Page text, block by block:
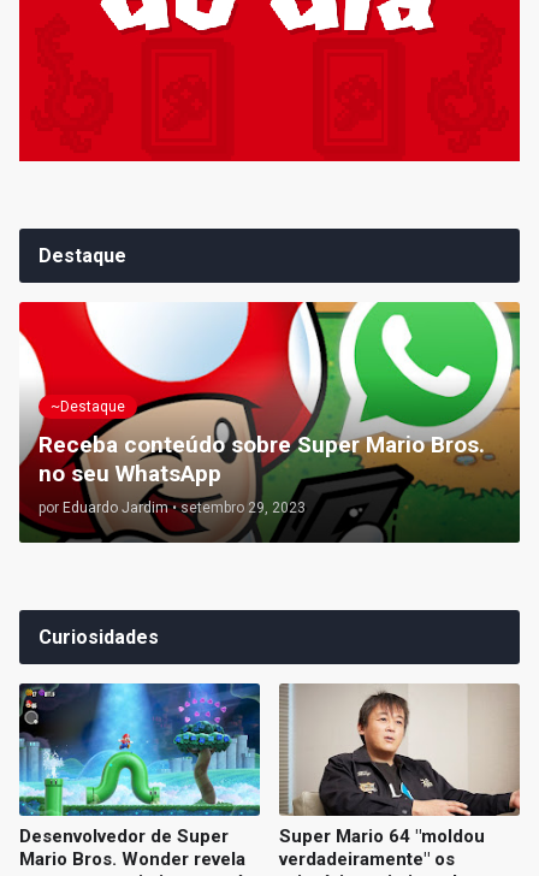
Destaque
~Destaque
Receba conteúdo sobre Super Mario Bros.
no seu WhatsApp
por Eduardo Jardim • setembro 29, 2023
Curiosidades
Desenvolvedor de Super
Mario Bros. Wonder revela
Super Mario 64 "moldou
verdadeiramente" os